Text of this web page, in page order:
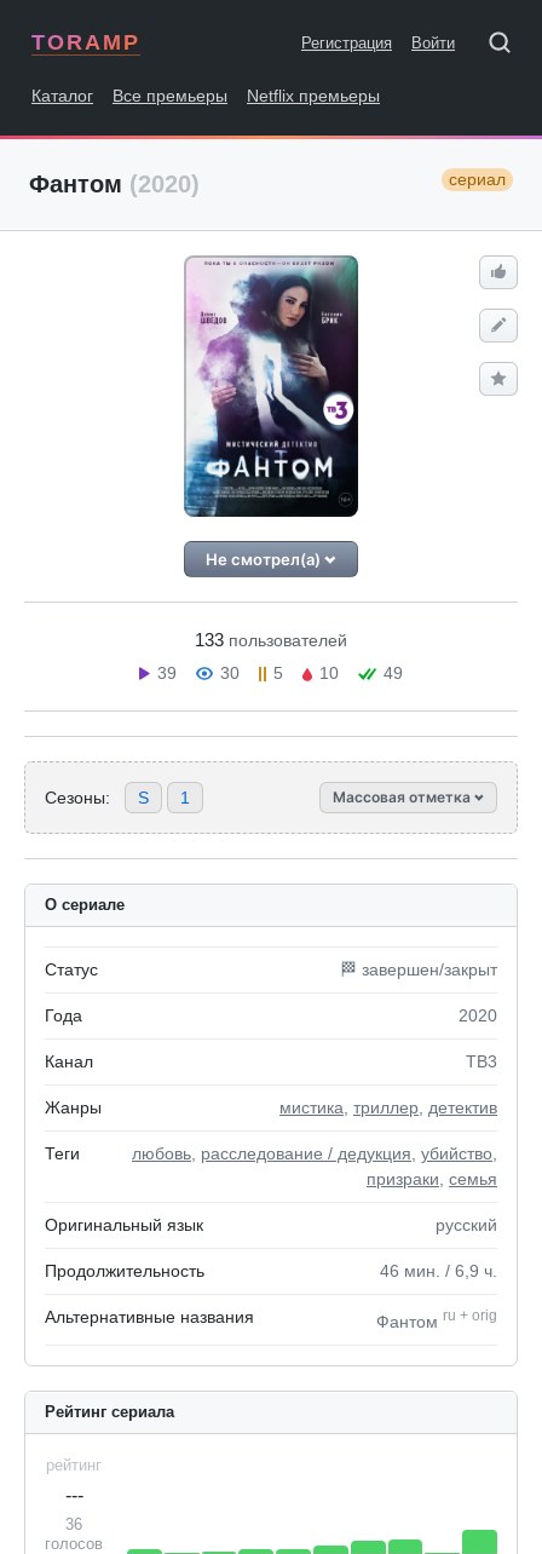
TORAMP Регистрация Войти
Каталог Все премьеры Netflix премьеры
Фантом (2020) сериал
Не смотрел(а)
133 пользователей
39
30 5 10 49
Сезоны: S 1 Массовая отметка
О сериале
Статус 🏁 завершен/закрыт
Года 2020
Канал ТВ3
Жанры мистика триллер детектив
Теги любовь расследование / дедукция убийство
призраки семья
Оригинальный язык русский
Продолжительность 46 мин. / 6,9 ч.
Альтернативные названия Фантом ru + orig
Рейтинг сериала
рейтинг
---
36
голосов